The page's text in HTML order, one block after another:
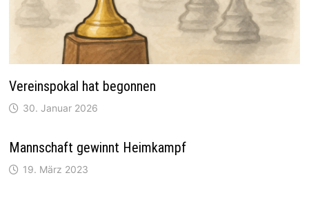
Vereinspokal hat begonnen
30. Januar 2026
Mannschaft gewinnt Heimkampf
19. März 2023